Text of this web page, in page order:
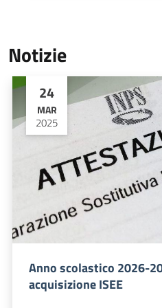
Notizie
24
MAR
2025
Anno scolastico 2026-
acquisizione ISEE